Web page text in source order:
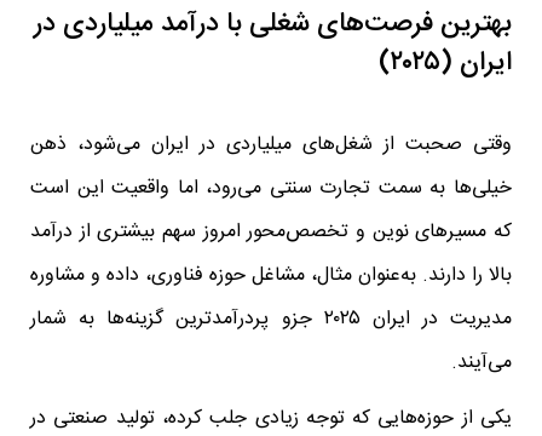
بهترین فرصت‌های شغلی با درآمد میلیاردی در
ایران (۲۰۲۵)
وقتی صحبت از شغل‌های میلیاردی در ایران می‌شود، ذهن
خیلی‌ها به سمت تجارت سنتی می‌رود، اما واقعیت این است
که مسیرهای نوین و تخصص‌محور امروز سهم بیشتری از درآمد
بالا را دارند. به‌عنوان مثال، مشاغل حوزه فناوری، داده و مشاوره
مدیریت در ایران ۲۰۲۵ جزو پردرآمدترین گزینه‌ها به شمار
می‌آیند.
یکی از حوزه‌هایی که توجه زیادی جلب کرده، تولید صنعتی در